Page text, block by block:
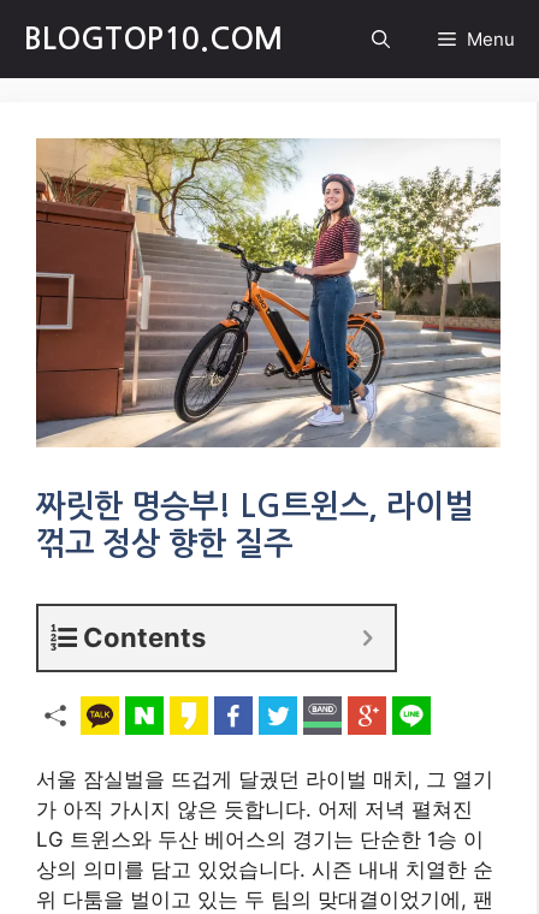
content
BLOGTOP10.COM Menu
짜릿한 명승부! LG트윈스, 라이벌
꺾고 정상 향한 질주
Contents
서울 잠실벌을 뜨겁게 달궜던 라이벌 매치, 그 열기
가 아직 가시지 않은 듯합니다. 어제 저녁 펼쳐진
LG 트윈스와 두산 베어스의 경기는 단순한 1승 이
상의 의미를 담고 있었습니다. 시즌 내내 치열한 순
위 다툼을 벌이고 있는 두 팀의 맞대결이었기에, 팬